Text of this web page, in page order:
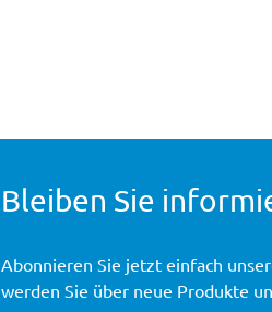
Bleiben Sie
Abonnieren Sie jetzt einfach
werden Sie über neue Produkte